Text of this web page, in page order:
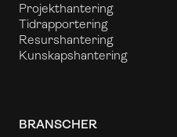
Projekthantering
Tidrapportering
Resurshantering
Kunskapshantering
BRANSCHER